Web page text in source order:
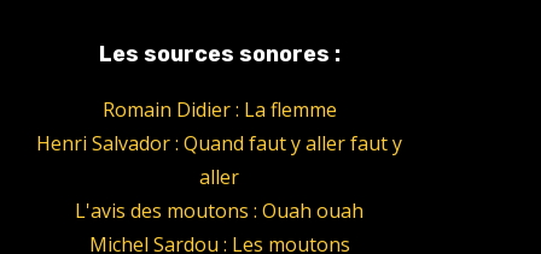
Les sources sonores :
Romain Didier : La flemme
Henri Salvador : Quand faut y aller faut y
aller
L'avis des moutons : Ouah ouah
Michel Sardou : Les moutons